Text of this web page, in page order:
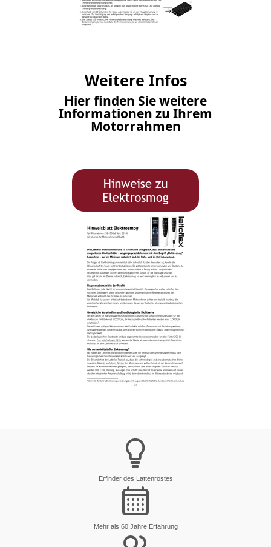
Weitere Infos
Hier finden Sie weitere
Informationen zu Ihrem
Motorrahmen
Erfinder des Lattenrostes
Mehr als 60 Jahre Erfahrung